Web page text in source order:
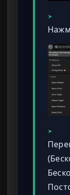
➤
➤